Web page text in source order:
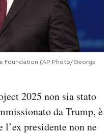
Foundation (AP Photo/George
2025 non sia stato
da Trump, è
presidente non ne